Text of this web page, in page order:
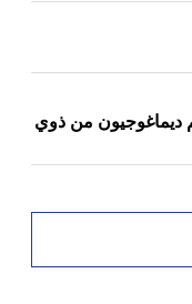
ديماغوجيون من ذوي
جور هاكوبيان